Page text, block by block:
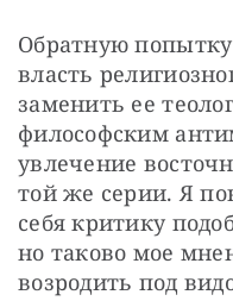
Обратную
власть
заменить ее
философским
увлечение
той же серии. Я
себя критику
но таково мое
возродить под